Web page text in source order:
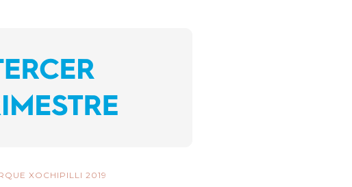
XOCHIPILLI 2019